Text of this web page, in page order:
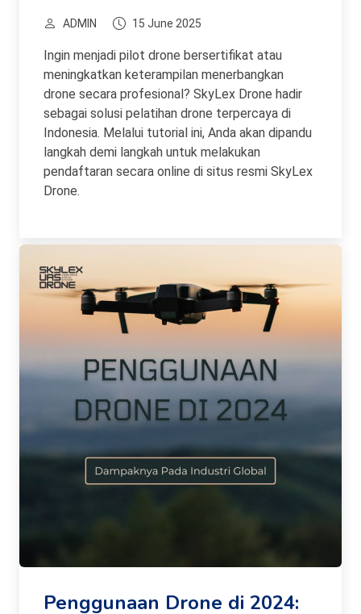
ADMIN 15 June 2025
Ingin menjadi pilot drone bersertifikat atau
meningkatkan keterampilan menerbangkan
drone secara profesional? SkyLex Drone hadir
sebagai solusi pelatihan drone terpercaya di
Indonesia. Melalui tutorial ini, Anda akan dipandu
langkah demi langkah untuk melakukan
pendaftaran secara online di situs resmi SkyLex
Drone.
Penggunaan Drone di 2024: